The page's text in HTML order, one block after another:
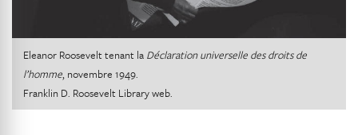
Eleanor Roosevelt tenant la Déclaration universelle des droits de
l’homme, novembre 1949.
Franklin D. Roosevelt Library web.